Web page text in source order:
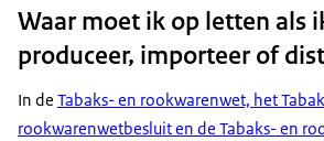
Waar moet ik op letten als
produceer, importeer of
In de Tabaks- en rookwarenwet, het
rookwarenwetbesluit en de Tabaks- en